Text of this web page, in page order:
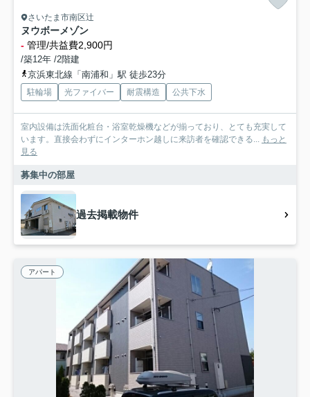
さいたま市南区辻
ヌウボーメゾン
- 管理/共益費2,900円
/築12年 /2階建
京浜東北線「南浦和」駅 徒歩23分
駐輪場 光ファイバー 耐震構造 公共下水
室内設備は洗面化粧台・浴室乾燥機などが揃っており、とても充実して
います。直接会わずにインターホン越しに来訪者を確認できる...
もっと
見る
募集中の部屋
過去掲載物件
アパート